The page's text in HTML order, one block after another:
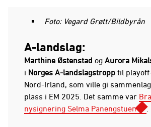
Foto: Vegard Grøtt/Bildbyrån
A-landslag:
Marthine Østenstad og Aurora
i Norges A-landslagstropp til
Nord-Irland, som ville gi
plass i EM 2025. Det samme var
nysignering Selma Panengstuen
.